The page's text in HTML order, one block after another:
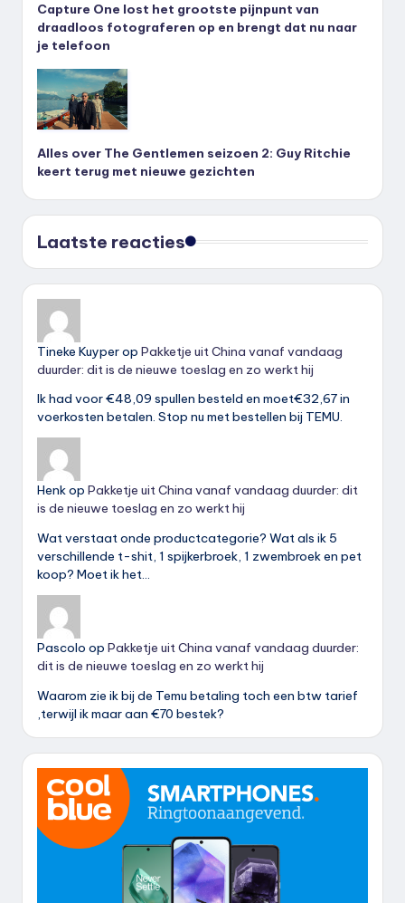
Capture One lost het grootste pijnpunt van
draadloos fotograferen op en brengt dat nu naar
je telefoon
Alles over The Gentlemen seizoen 2: Guy Ritchie
keert terug met nieuwe gezichten
Laatste reacties
Tineke Kuyperop Pakketje uit China vanaf vandaag
duurder: dit is de nieuwe toeslag en zo werkt hij
Ik had voor €48,09 spullen besteld en moet€32,67 in
voerkosten betalen. Stop nu met bestellen bij TEMU.
Henkop Pakketje uit China vanaf vandaag duurder: dit
is de nieuwe toeslag en zo werkt hij
Wat verstaat onde productcategorie? Wat als ik 5
verschillende t-shit, 1 spijkerbroek, 1 zwembroek en pet
koop? Moet ik het…
Pascolo op Pakketje uit China vanaf vandaag duurder:
dit is de nieuwe toeslag en zo werkt hij
Waarom zie ik bij de Temu betaling toch een btw tarief
,terwijl ik maar aan €70 bestek?